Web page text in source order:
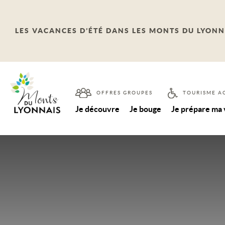
LES VACANCES D’ÉTÉ DANS LES MONTS DU
OFFRES GROUPES TOURISME
Je découvre Je bouge Je prépare ma